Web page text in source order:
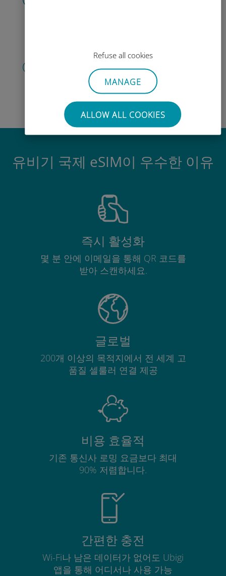
Refuse all cookies
MANAGE
ALLOW ALL COOKIES
계정 만들기
을 클릭해 데이터 요금제 사용을 시작하
고, 잔액을 확인하고 이동 중에도 충전
할 수 있습니다.즐기세요!
유비기 국제 eSIM이 우수한 이유
즉시 활성화
몇 분 안에 이메일을 통해 QR 코드를
받아 스캔하세요.
글로벌
200개 이상의 목적지에서 전 세계 고
품질 셀룰러 연결 제공
비용 효율적
기존 통신사 로밍 요금보다 최대
90% 저렴합니다.
간편한 충전
Wi-Fi나 남은 데이터가 없어도 Ubigi
앱을 통해 어디서나 사용 가능